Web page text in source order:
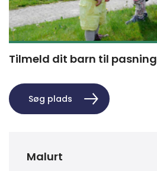
Tilmeld dit barn til pasning
Søg plads
Malurt